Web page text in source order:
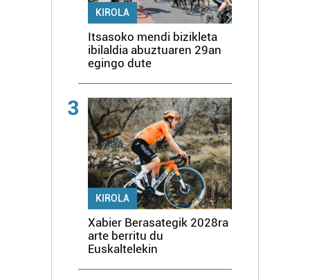
KIROLA
Itsasoko mendi bizikleta
ibilaldia abuztuaren 29an
egingo dute
3
KIROLA
Xabier Berasategik 2028ra
arte berritu du
Euskaltelekin